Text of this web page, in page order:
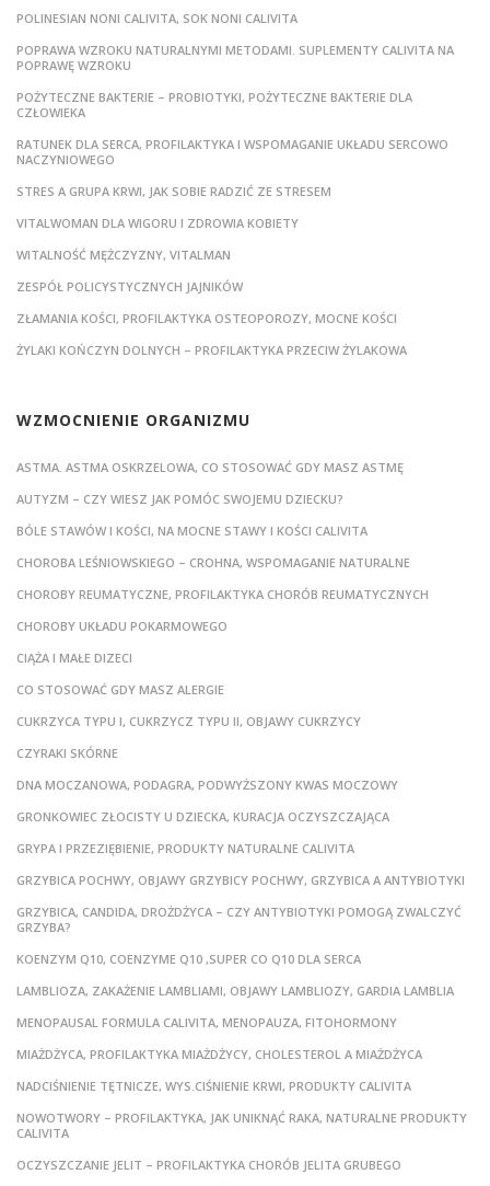
POLINESIAN NONI CALIVITA, SOK NONI CALIVITA
POPRAWA WZROKU NATURALNYMI METODAMI. SUPLEMENTY CALIVITA NA
POPRAWĘ WZROKU
POŻYTECZNE BAKTERIE – PROBIOTYKI, POŻYTECZNE BAKTERIE DLA
CZŁOWIEKA
RATUNEK DLA SERCA, PROFILAKTYKA I WSPOMAGANIE UKŁADU SERCOWO
NACZYNIOWEGO
STRES A GRUPA KRWI, JAK SOBIE RADZIĆ ZE STRESEM
VITALWOMAN DLA WIGORU I ZDROWIA KOBIETY
WITALNOŚĆ MĘŻCZYZNY, VITALMAN
ZESPÓŁ POLICYSTYCZNYCH JAJNIKÓW
ZŁAMANIA KOŚCI, PROFILAKTYKA OSTEOPOROZY, MOCNE KOŚCI
ŻYLAKI KOŃCZYN DOLNYCH – PROFILAKTYKA PRZECIW ŻYLAKOWA
WZMOCNIENIE ORGANIZMU
ASTMA. ASTMA OSKRZELOWA, CO STOSOWAĆ GDY MASZ ASTMĘ
AUTYZM – CZY WIESZ JAK POMÓC SWOJEMU DZIECKU?
BÓLE STAWÓW I KOŚCI, NA MOCNE STAWY I KOŚCI CALIVITA
CHOROBA LEŚNIOWSKIEGO – CROHNA, WSPOMAGANIE NATURALNE
CHOROBY REUMATYCZNE, PROFILAKTYKA CHORÓB REUMATYCZNYCH
CHOROBY UKŁADU POKARMOWEGO
CIĄŻA I MAŁE DIZECI
CO STOSOWAĆ GDY MASZ ALERGIE
CUKRZYCA TYPU I, CUKRZYCZ TYPU II, OBJAWY CUKRZYCY
CZYRAKI SKÓRNE
DNA MOCZANOWA, PODAGRA, PODWYŻSZONY KWAS MOCZOWY
GRONKOWIEC ZŁOCISTY U DZIECKA, KURACJA OCZYSZCZAJĄCA
GRYPA I PRZEZIĘBIENIE, PRODUKTY NATURALNE CALIVITA
GRZYBICA POCHWY, OBJAWY GRZYBICY POCHWY, GRZYBICA A ANTYBIOTYKI
GRZYBICA, CANDIDA, DROŻDŻYCA – CZY ANTYBIOTYKI POMOGĄ ZWALCZYĆ
GRZYBA?
KOENZYM Q10, COENZYME Q10 ,SUPER CO Q10 DLA SERCA
LAMBLIOZA, ZAKAŻENIE LAMBLIAMI, OBJAWY LAMBLIOZY, GARDIA LAMBLIA
MENOPAUSAL FORMULA CALIVITA, MENOPAUZA, FITOHORMONY
MIAŻDŻYCA, PROFILAKTYKA MIAŻDŻYCY, CHOLESTEROL A MIAŻDŻYCA
NADCIŚNIENIE TĘTNICZE, WYS.CIŚNIENIE KRWI, PRODUKTY CALIVITA
NOWOTWORY – PROFILAKTYKA, JAK UNIKNĄĆ RAKA, NATURALNE PRODUKTY
CALIVITA
OCZYSZCZANIE JELIT – PROFILAKTYKA CHORÓB JELITA GRUBEGO